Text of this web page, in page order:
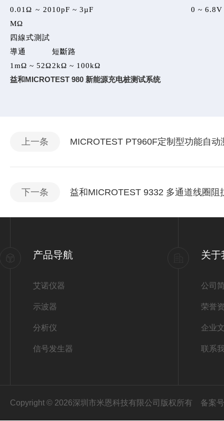
0.01Ω ~ 20
MΩ
10pF ~ 3µF 0 ~ 6.8V
四線式測試
導通
短斷路
1mΩ ~ 52Ω2kΩ ~ 100kΩ
益和MICROTEST 980 新能源充电桩测试系统
上一条 MICROTEST PT960F定制型功能自动
下一条 益和MICROTEST 9332 多通道线圈阻
产品导航
艾诺仪器
示波器
分析仪
信号发生器
关于
公司
荣誉
企业
联系
Copyright © 2026深圳市米恩科技有限公司版权所有 备案